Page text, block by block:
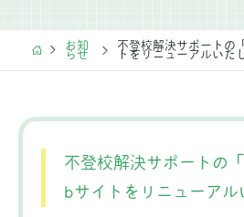
お知
らせ
不登校解決サポートの
トをリニューアルいた
不登校解決サポートの
bサイトをリニューアル